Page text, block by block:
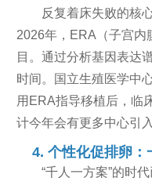
反复着床失败的核
2026年，ERA（子宫内
目。通过分析基因表达
时间。国立生殖医学中
用ERA指导移植后，临
计今年会有更多中心引
4. 个性化促排卵：
“千人一方案”的时